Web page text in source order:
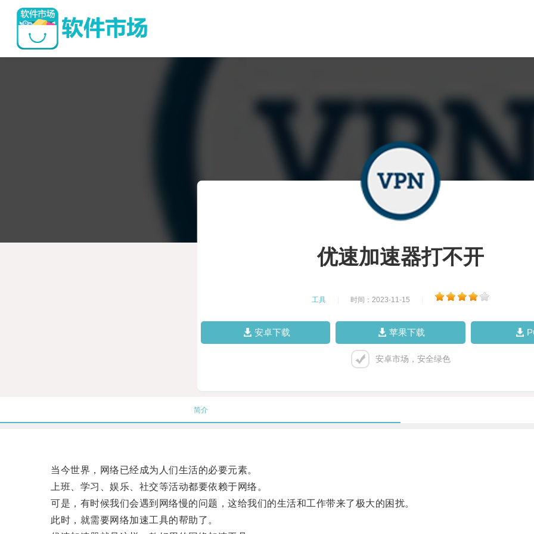
优速加速器打不开
工具 时间：2023-11-15
安卓下载 苹果下载
安卓市场，安全绿色
简介
当今世界，网络已经成为人们生活的必要元素。
上班、学习、娱乐、社交等活动都要依赖于网络。
可是，有时候我们会遇到网络慢的问题，这给我们的生活和工作带来了极大的困扰。
此时，就需要网络加速工具的帮助了。